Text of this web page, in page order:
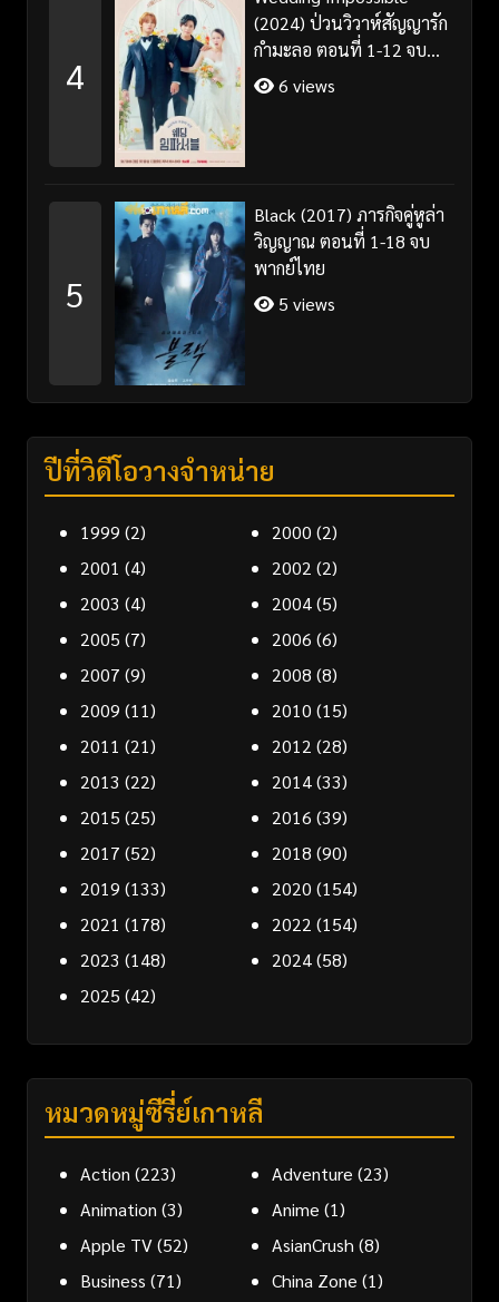
4
(2024) ป่วนวิวาห์สัญญารัก
กำมะลอ ตอนที่ 1-12 จบ
พากย์ไทย/ซับไทย
6 views
5
Black (2017) ภารกิจคู่หูล่า
วิญญาณ ตอนที่ 1-18 จบ
พากย์ไทย
5 views
ปีที่วิดีโอวางจำหน่าย
1999 (2) 2000 (2)
2001 (4) 2002 (2)
2003 (4) 2004(5)
2005 (7) 2006 (6)
2007 (9) 2008 (8)
2009 (11) 2010 (15)
2011 (21) 2012 (28)
2013 (22) 2014(33)
2015 (25) 2016 (39)
2017 (52) 2018 (90)
2019 (133) 2020 (154)
2021 (178) 2022 (154)
2023 (148) 2024(58)
2025 (42)
หมวดหมู่ซีรี่ย์เกาหลี
Action (223) Adventure (23)
Animation (3) Anime (1)
Apple TV(52) AsianCrush (8)
Business (71) China Zone (1)